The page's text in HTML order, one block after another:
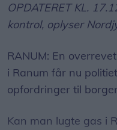
OPDATERET KL.
kontrol, oplyser
RANUM: En
i Ranum får nu
opfordringer til
Kan man lugte gas i